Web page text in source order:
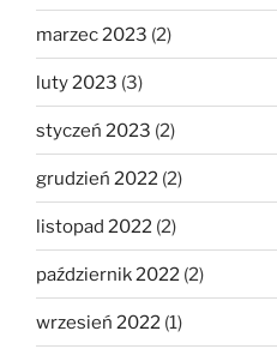
marzec 2023 (2)
luty 2023 (3)
styczeń 2023 (2)
grudzień 2022 (2)
listopad 2022 (2)
październik 2022 (2)
wrzesień 2022 (1)